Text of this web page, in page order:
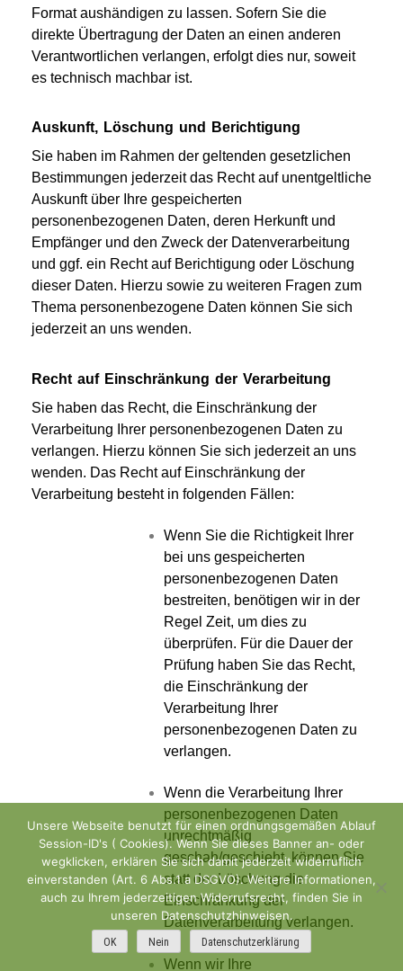
Format aushändigen zu lassen. Sofern Sie die
direkte Übertragung der Daten an einen anderen
Verantwortlichen verlangen, erfolgt dies nur, soweit
es technisch machbar ist.
Auskunft, Löschung und Berichtigung
Sie haben im Rahmen der geltenden gesetzlichen
Bestimmungen jederzeit das Recht auf unentgeltliche
Auskunft über Ihre gespeicherten
personenbezogenen Daten, deren Herkunft und
Empfänger und den Zweck der Datenverarbeitung
und ggf. ein Recht auf Berichtigung oder Löschung
dieser Daten. Hierzu sowie zu weiteren Fragen zum
Thema personenbezogene Daten können Sie sich
jederzeit an uns wenden.
Recht auf Einschränkung der Verarbeitung
Sie haben das Recht, die Einschränkung der
Verarbeitung Ihrer personenbezogenen Daten zu
verlangen. Hierzu können Sie sich jederzeit an uns
wenden. Das Recht auf Einschränkung der
Verarbeitung besteht in folgenden Fällen:
Wenn Sie die Richtigkeit Ihrer
bei uns gespeicherten
personenbezogenen Daten
bestreiten, benötigen wir in der
Regel Zeit, um dies zu
überprüfen. Für die Dauer der
Prüfung haben Sie das Recht,
die Einschränkung der
Verarbeitung Ihrer
personenbezogenen Daten zu
verlangen.
Wenn die Verarbeitung Ihrer
personenbezogenen Daten
unrechtmäßig
geschah/geschieht, können Sie
statt der Löschung die
Einschränkung der
Datenverarbeitung verlangen.
Wenn wir Ihre
Unsere Webseite benutzt für einen ordnungsgemäßen Ablauf
Session-ID's ( Cookies). Wenn Sie dieses Banner an- oder
wegklicken, erklären Sie sich damit jederzeit widerruflich
einverstanden (Art. 6 Abs.1 a DSGVO). Weitere Informationen,
auch zu Ihrem jederzeitigen Widerrufsrecht, finden Sie in
unseren Datenschutzhinweisen.
OK Nein Datenschutzerklärung